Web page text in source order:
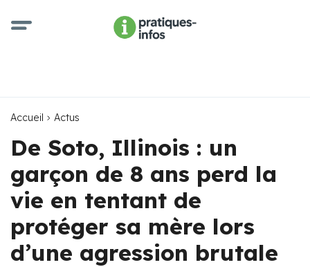
Accueil Actus
De Soto, Illinois : un
garçon de 8 ans perd la
vie en tentant de
protéger sa mère lors
d’une agression brutale